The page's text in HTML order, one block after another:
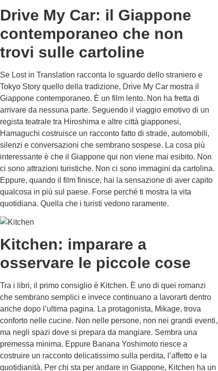
Drive My Car: il Giappone
contemporaneo che non
trovi sulle cartoline
Se Lost in Translation racconta lo sguardo dello straniero e
Tokyo Story quello della tradizione, Drive My Car mostra il
Giappone contemporaneo. È un film lento. Non ha fretta di
arrivare da nessuna parte. Seguendo il viaggio emotivo di un
regista teatrale tra Hiroshima e altre città giapponesi,
Hamaguchi costruisce un racconto fatto di strade, automobili,
silenzi e conversazioni che sembrano sospese. La cosa più
interessante è che il Giappone qui non viene mai esibito. Non
ci sono attrazioni turistiche. Non ci sono immagini da cartolina.
Eppure, quando il film finisce, hai la sensazione di aver capito
qualcosa in più sul paese. Forse perché ti mostra la vita
quotidiana. Quella che i turisti vedono raramente.
Kitchen: imparare a
osservare le piccole cose
Tra i libri, il primo consiglio è Kitchen. È uno di quei romanzi
che sembrano semplici e invece continuano a lavorarti dentro
anche dopo l’ultima pagina. La protagonista, Mikage, trova
conforto nelle cucine. Non nelle persone, non nei grandi eventi,
ma negli spazi dove si prepara da mangiare. Sembra una
premessa minima. Eppure Banana Yoshimoto riesce a
costruire un racconto delicatissimo sulla perdita, l’affetto e la
quotidianità. Per chi sta per andare in Giappone, Kitchen ha un